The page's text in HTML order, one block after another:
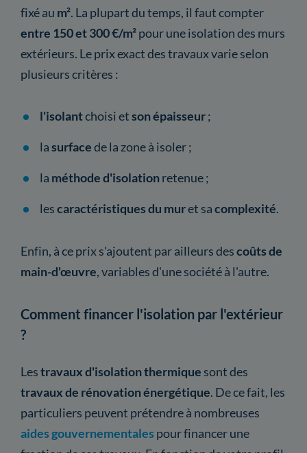
fixé au m². La plupart du temps, il faut compter
entre 150 et 300 €/m²pour une isolation des murs
extérieurs. Le prix exact des travaux varie selon
plusieurs critères :
l'isolantchoisi etson épaisseur;
lasurfacede la zone à isoler ;
la méthode d'isolationretenue ;
lescaractéristiques du muret sacomplexité.
Enfin, à ce prix s'ajoutent par ailleurs descoûts de
main-d'œuvre, variables d'une société à l'autre.
Comment financer l'isolation par l'extérieur
?
Lestravaux d'isolation thermique sont des
travaux de rénovation énergétique. De ce fait, les
particuliers peuvent prétendre à nombreuses
aides gouvernementales pour financer une